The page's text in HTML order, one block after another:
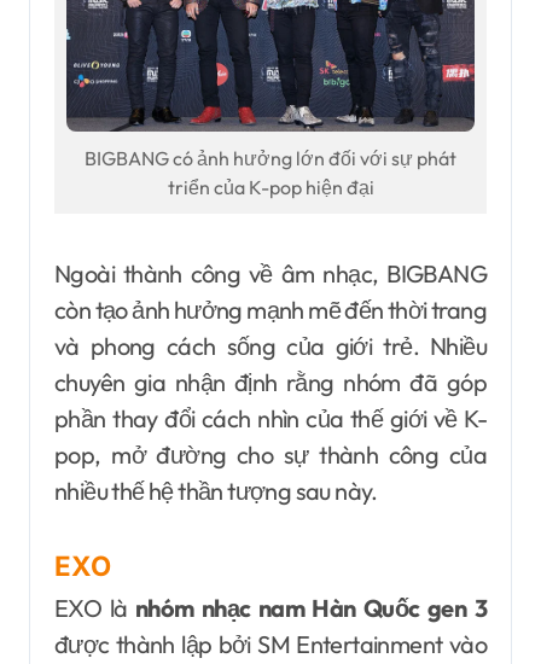
BIGBANG có ảnh hưởng lớn đối với sự phát
triển của K-pop hiện đại
Ngoài thành công về âm nhạc, BIGBANG
còn tạo ảnh hưởng mạnh mẽ đến thời trang
và phong cách sống của giới trẻ. Nhiều
chuyên gia nhận định rằng nhóm đã góp
phần thay đổi cách nhìn của thế giới về K-
pop, mở đường cho sự thành công của
nhiều thế hệ thần tượng sau này.
EXO
EXO là nhóm nhạc nam Hàn Quốc gen 3
được thành lập bởi SM Entertainment vào